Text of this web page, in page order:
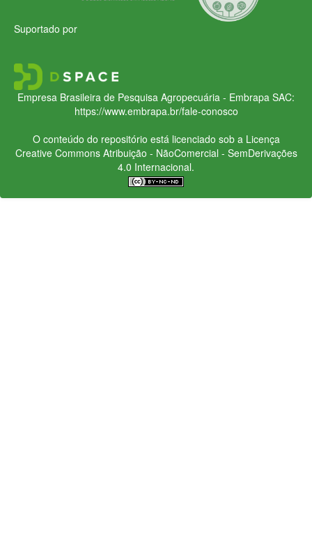
Suportado por
Empresa Brasileira de Pesquisa Agropecuária - Embrapa SAC:
https://www.embrapa.br/fale-conosco
O conteúdo do repositório está licenciado sob a Licença
Creative CommonsAtribuição - NãoComercial - SemDerivações
4.0 Internacional.